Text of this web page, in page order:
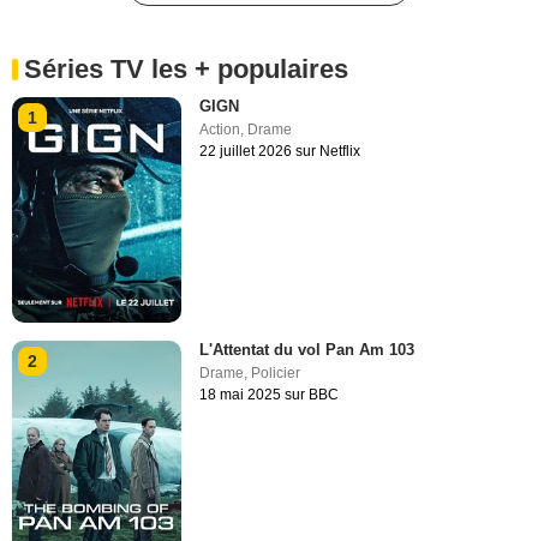
Séries TV les + populaires
1
GIGN
Action Drame
22 juillet 2026 sur Netflix
2
L'Attentat du vol Pan Am 103
Drame, Policier
18 mai 2025 sur BBC